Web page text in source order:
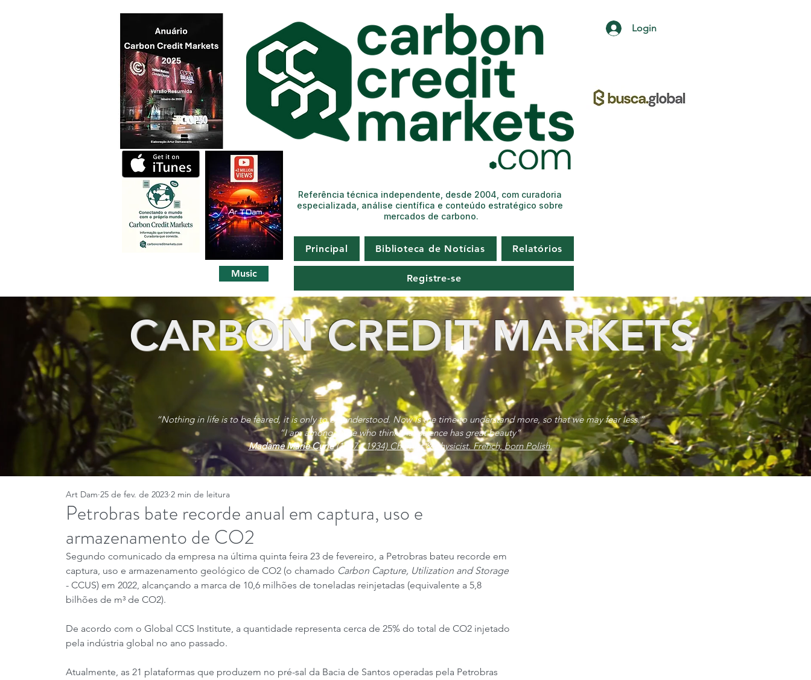
Principal Biblioteca de Notícias Relatórios
Registre-se
Referência técnica independente, desde 2004, com curadoria
especializada, análise científica e conteúdo estratégico sobre
mercados de carbono.
Music
Login
Petrobras bate recorde anual em captura, uso e
armazenamento de CO2
Art Dam 25 de fev. de 2023 2 min de leitura
Segundo comunicado da empresa na última quinta feira 23 de fevereiro, a Petrobras bateu recorde em
captura, uso e armazenamento geológico de CO2 (o chamado Carbon Capture, Utilization and Storage
- CCUS) em 2022, alcançando a marca de 10,6 milhões de toneladas reinjetadas (equivalente a 5,8
bilhões de m³ de CO2).
De acordo com o Global CCS Institute, a quantidade representa cerca de 25% do total de CO2 injetado
pela indústria global no ano passado.
Atualmente, as 21 plataformas que produzem no pré-sal da Bacia de Santos operadas pela Petrobras
CARBON CREDIT MARKETS
“Nothing in life is to be feared, it is only to be understood. Now is the time to understand more, so that we may fear less.”
“I am among those who think that science has great beauty”
Madame Marie Curie(1867 - 1934) Chemist & physicist. French, born Polish.